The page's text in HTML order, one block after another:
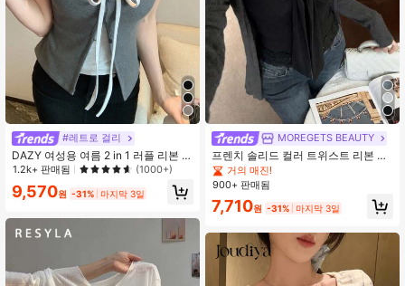
#레트로 걸리
DAZY 여성용 여름 2 in 1 러플 리본 반
팔 티셔츠
1.2k+ 판매됨 (1000+)
9,570원 -31% 마지막 3일
MOREGETS BEAUTY
프렌치 솔리드 컬러 트위스트 리본 캐
미솔 탑, 새로운 여름 여성용 슬림핏
슬리밍 조절 가능한 스트랩 패딩 다용
도 블라우스 캐주얼 블랙
거의 매진!
900+ 판매됨
7,710원 -31% 마지막 3일